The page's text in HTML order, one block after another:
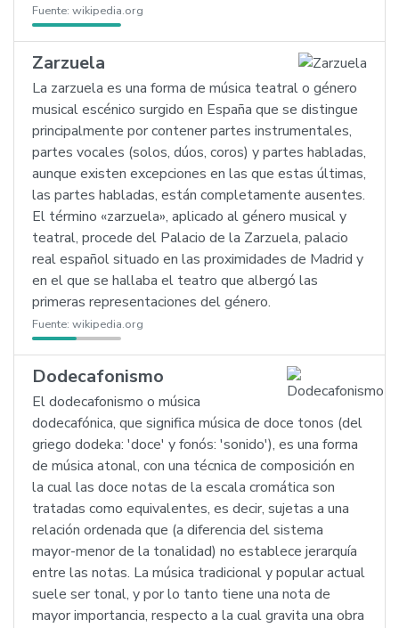
Fuente: wikipedia.org
Zarzuela
La zarzuela es una forma de música teatral o género
musical escénico surgido en España que se distingue
principalmente por contener partes instrumentales,
partes vocales (solos, dúos, coros) y partes habladas,
aunque existen excepciones en las que estas últimas,
las partes habladas, están completamente ausentes.
El término «zarzuela», aplicado al género musical y
teatral, procede del Palacio de la Zarzuela, palacio
real español situado en las proximidades de Madrid y
en el que se hallaba el teatro que albergó las
primeras representaciones del género.
Fuente: wikipedia.org
Dodecafonismo
El dodecafonismo o música
dodecafónica, que significa música de doce tonos (del
griego dodeka: 'doce' y fonós: 'sonido'), es una forma
de música atonal, con una técnica de composición en
la cual las doce notas de la escala cromática son
tratadas como equivalentes, es decir, sujetas a una
relación ordenada que (a diferencia del sistema
mayor-menor de la tonalidad) no establece jerarquía
entre las notas. La música tradicional y popular actual
suele ser tonal, y por lo tanto tiene una nota de
mayor importancia, respecto a la cual gravita una obra